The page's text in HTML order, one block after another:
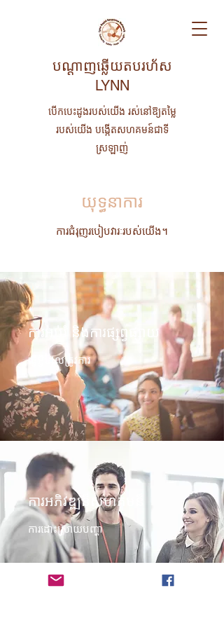
បណ្តាញឆ្លើយតបរហ័ស
LYNN
បើកបេះដូងរបស់យើង រស់នៅឱ្យតម្លៃ
របស់យើង បង្កើតសហគមន៍ជាទី
ស្រឡាញ់
យុទ្ធនាការ
ការជំរុញរបៀបវារៈរបស់យើង។
ការអប់រំ និងការផ្សព្វផ្សាយ
ធ្វើអ្វីដែលត្រូវការ
ការ​អភិវឌ្ឍ​ន៏​សហ​គម​ន៏
ការដោះស្រាយបញ្ហា